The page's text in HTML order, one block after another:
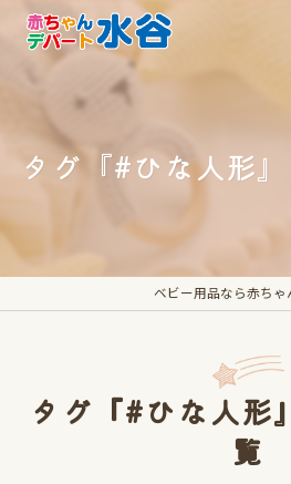
タグ『#ひな人形
ベビー用品なら赤ち
タグ『#ひな人形
覧